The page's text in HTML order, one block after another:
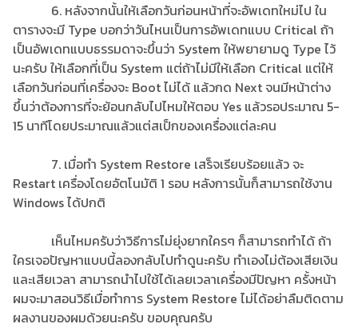
6. หลังจากนั้นให้เลือกวันก่อนหน้าที่จะอัพเดทใหม่ไป ใน
ตารางจะมี Type บอกว่าวันไหนเป็นการอัพเดทแบบ Critical ถ้า
เป็นอัพเดทแบบธรรมดาจะขึ้นว่า System ให้พยายามดู Type ไว้
นะครับ ให้เลือกที่เป็น System แต่ถ้าไม่มีให้เลือก Critical แต่ให้
เลือกวันก่อนที่เครื่องจะ Boot ไม่ได้ แล้วกด Next จนมีหน้าต่าง
ขึ้นว่าต้องการที่จะย้อนกลับไปไหมให้ตอบ Yes แล้วรอประมาณ 5-
15 นาทีโดยประมาณแล้วแต่สเป็กของเครื่องแต่ละคน
7. เมื่อทำ System Restore เสร็จเรียบร้อยแล้ว จะ
Restart เครื่องโดยอัตโนมัติ 1 รอบ หลังการนั้นก็สามารถใช้งาน
Windows ได้ปกติ
เห็นไหมครับว่าวิธีการไม่ยุ่งยากใครๆ ก็สามารถทำได้ ถ้า
ใครเจอปัญหาแบบนี้ลองกลับไปทำดูนะครับ ทำเองไม่ต้องเสียเงิน
และเสียเวลา สามารถนำไปใช้ได้เลยเวลาเครื่องมีปัญหา ครั้งหน้า
ผมจะมาสอนวิธีเมื่อทำการ System Restore ไม่ได้อย่าลืมติดตาม
ผลงานของผมด้วยนะครับ ขอบคุณครับ